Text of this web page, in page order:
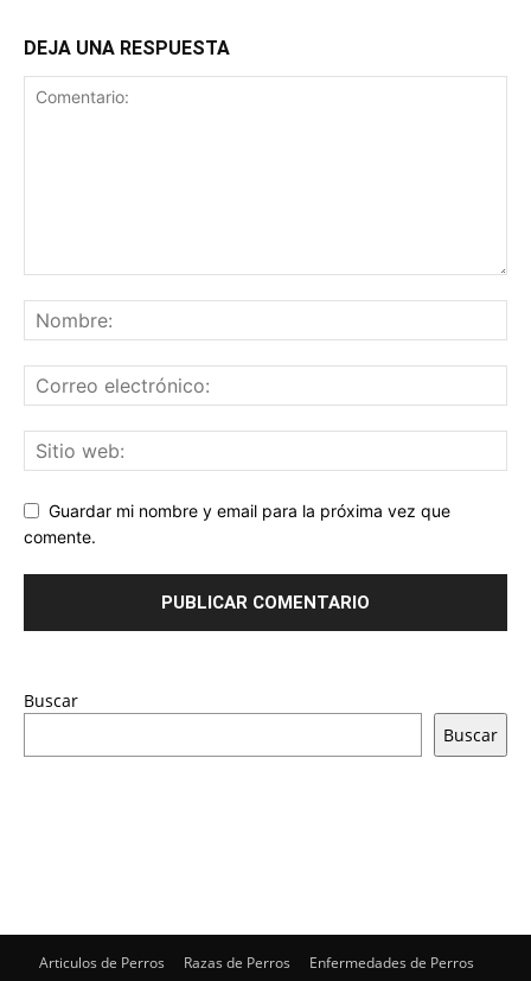
DEJA UNA RESPUESTA
Guardar mi nombre y email para la próxima vez que
comente.
Buscar
Buscar
Articulos de Perros Razas de Perros
Enfermedades de Perros